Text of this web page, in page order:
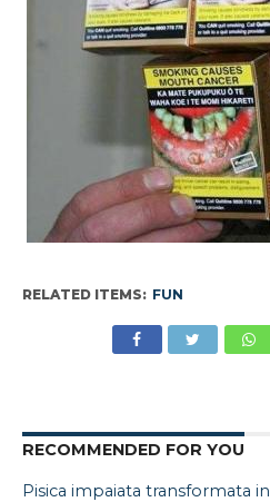
RELATED ITEMS: FUN
RECOMMENDED FOR YOU
Pisica impaiata transformata in